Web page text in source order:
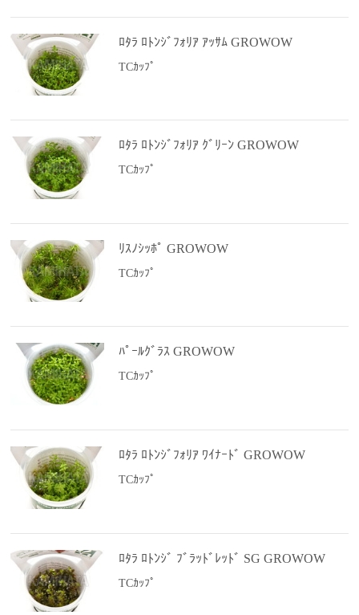
ﾛﾀﾗ ﾛﾄﾝｼﾞﾌｫﾘｱ ｱｯｻﾑ GROWOW
TCｶｯﾌﾟ
ﾛﾀﾗ ﾛﾄﾝｼﾞﾌｫﾘｱ ｸﾞﾘｰﾝ GROWOW
TCｶｯﾌﾟ
ﾘｽﾉｼｯﾎﾟ GROWOW
TCｶｯﾌﾟ
ﾊﾟｰﾙｸﾞﾗｽ GROWOW
TCｶｯﾌﾟ
ﾛﾀﾗ ﾛﾄﾝｼﾞﾌｫﾘｱ ﾜｲﾅｰﾄﾞ GROWOW
TCｶｯﾌﾟ
ﾛﾀﾗ ﾛﾄﾝｼﾞ ﾌﾞﾗｯﾄﾞﾚｯﾄﾞ SG GROWOW
TCｶｯﾌﾟ